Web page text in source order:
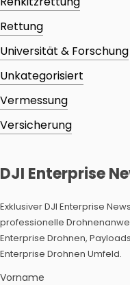
Rettung
Universität & Forschung
Unkategorisiert
Vermessung
Versicherung
DJI Enterprise
Exklusiver DJI Enterprise
professionelle
Enterprise Drohnen,
Enterprise Drohnen Umfeld.
Vorname